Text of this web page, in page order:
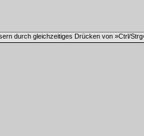
durch gleichzeitiges Drücken von »Ctrl/